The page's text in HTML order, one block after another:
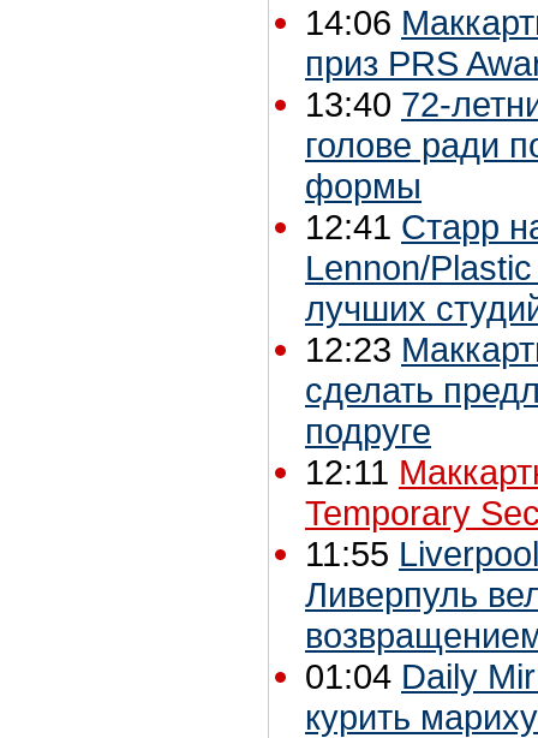
14:06
приз PRS
13:40 72-
голове ради
формы
12:41 Старр
Lennon/
лучших
12:23
сделать
подруге
12:11
Temporary
11:55
Ливерпуль
01:04 Daily
курить